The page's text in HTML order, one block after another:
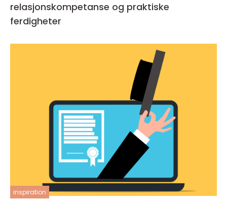
relasjonskompetanse og praktiske
ferdigheter
inspiration